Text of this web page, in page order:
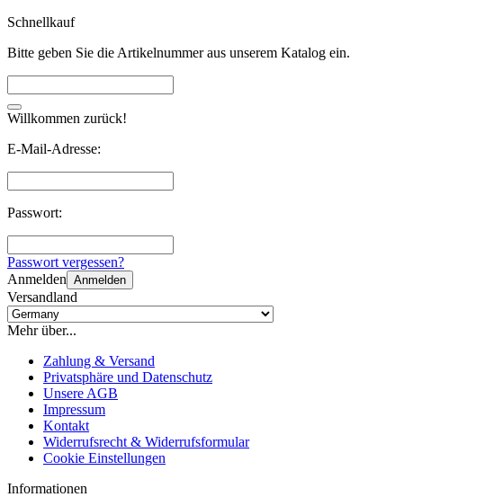
Schnellkauf
Bitte geben Sie die Artikelnummer aus unserem Katalog ein.
Willkommen zurück!
E-Mail-Adresse:
Passwort:
Passwort vergessen?
Anmelden Anmelden
Versandland
Mehr über...
Zahlung & Versand
Privatsphäre und Datenschutz
Unsere AGB
Impressum
Kontakt
Widerrufsrecht & Widerrufsformular
Cookie Einstellungen
Informationen